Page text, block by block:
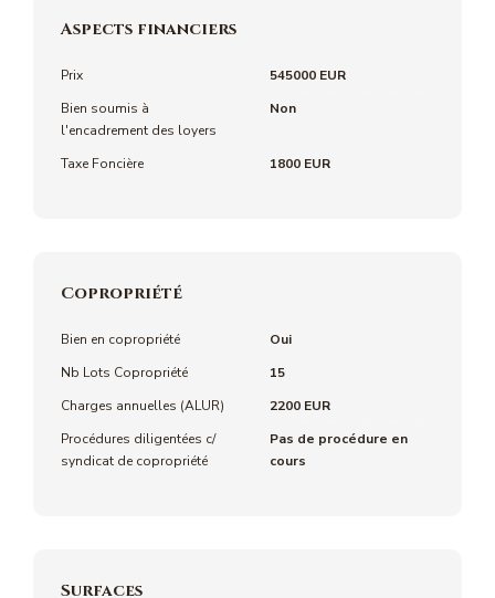
Aspects financiers
Prix
545000 EUR
Bien soumis à
l'encadrement des loyers
Non
Taxe Foncière 1800 EUR
Copropriété
Bien en copropriété
Oui
Nb Lots Copropriété
15
Charges annuelles (ALUR)
2200 EUR
Procédures diligentées c/
syndicat de copropriété
Pas de procédure en
cours
Surfaces